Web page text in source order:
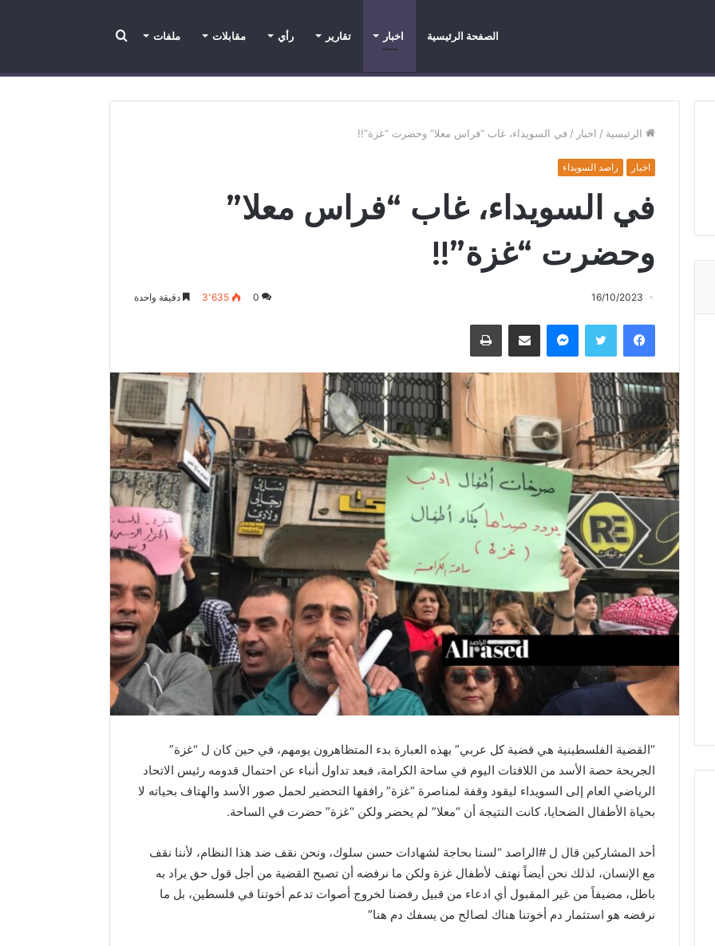
الصفحة الرئيسية اخبار تقارير رأي مقابلات
ملفات
الرئيسية / اخبار / في السويداء، غاب “فراس معلا” وحضرت “غزة”!!
اخبار راصد السويداء
في السويداء، غاب “فراس معلا”
وحضرت “غزة”!!
16/10/2023
0 3٬635 دقيقة واحدة
“القضية الفلسطينية هي قضية كل عربي” بهذه العبارة بدء المتظاهرون يومهم، في حين كان ل “غزة”
الجريحة حصة الأسد من اللافتات اليوم في ساحة الكرامة، فبعد تداول أنباء عن احتمال قدومه رئيس الاتحاد
الرياضي العام إلى السويداء ليقود وقفة لمناصرة “غزة” رافقها التحضير لحمل صور الأسد والهتاف بحياته لا
بحياة الأطفال الضحايا، كانت النتيجة أن “معلا” لم يحضر ولكن “غزة” حضرت في الساحة.
أحد المشاركين قال ل #الراصد “لسنا بحاجة لشهادات حسن سلوك، ونحن نقف ضد هذا النظام، لأننا نقف
مع الإنسان، لذلك نحن أيضاً نهتف لأطفال غزة ولكن ما نرفضه أن تصبح القضية من أجل قول حق يراد به
باطل، مضيفاً من غير المقبول أي ادعاء من قبيل رفضنا لخروج أصوات تدعم أخوتنا في فلسطين، بل ما
نرفضه هو استثمار دم أخوتنا هناك لصالح من يسفك دم هنا”